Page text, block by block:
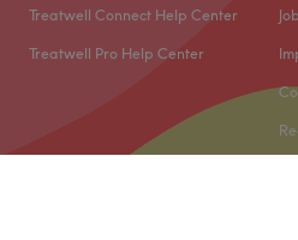
Treatwell Connect Help Center
Treatwell Pro Help Center